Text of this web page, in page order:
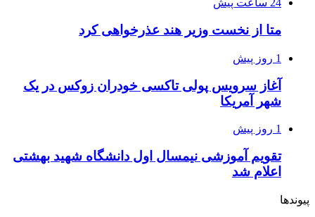
24 ساعت پیش
متا از نخست وزیر هند عذرخواهی کرد
1 روز پیش
آغاز سرویس پولی تاکسی خودران زوکس در یک
شهر آمریکا
1 روز پیش
تقویم آموزشی نیمسال اول دانشگاه شهید بهشتی
اعلام شد
پیوندها